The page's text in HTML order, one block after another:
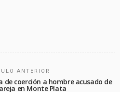
ANTERIOR
coerción a hombre acusado de
en Monte Plata